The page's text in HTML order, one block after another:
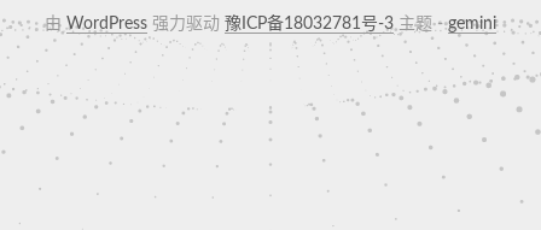
由WordPress 强力驱动 豫ICP备18032781号-3 主题 -gemini